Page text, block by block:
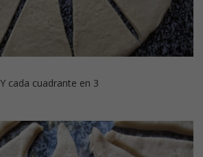
Y cada cuadrante en 3